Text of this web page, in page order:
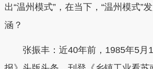
出“温州模式”，在当下，“温州模式”
涵？
张振丰：近40年前，1985年5月